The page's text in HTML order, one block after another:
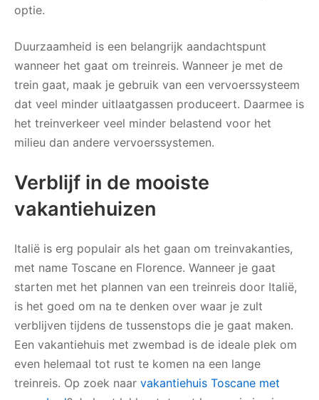
optie.
Duurzaamheid is een belangrijk aandachtspunt
wanneer het gaat om treinreis. Wanneer je met de
trein gaat, maak je gebruik van een vervoerssysteem
dat veel minder uitlaatgassen produceert. Daarmee is
het treinverkeer veel minder belastend voor het
milieu dan andere vervoerssystemen.
Verblijf in de mooiste
vakantiehuizen
Italië is erg populair als het gaan om treinvakanties,
met name Toscane en Florence. Wanneer je gaat
starten met het plannen van een treinreis door Italië,
is het goed om na te denken over waar je zult
verblijven tijdens de tussenstops die je gaat maken.
Een vakantiehuis met zwembad is de ideale plek om
even helemaal tot rust te komen na een lange
treinreis. Op zoek naar vakantiehuis Toscane met